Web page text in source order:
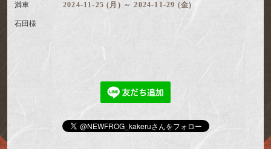
満車 2024-11-25 (月) ～ 2024-11-29 (金)
石田様